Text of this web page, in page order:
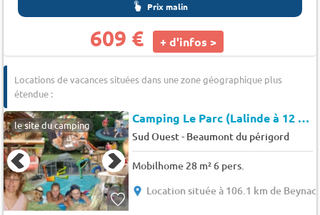
Prix malin
609 € + d'infos >
Locations de vacances situées dans une zone géographique plus
étendue :
le site du camping Camping Le Parc (Lalinde à 12 km)
Sud Ouest- Beaumont du périgord
Mobilhome 28 m² 6 pers.
Location située à 106.1 km de Beynac